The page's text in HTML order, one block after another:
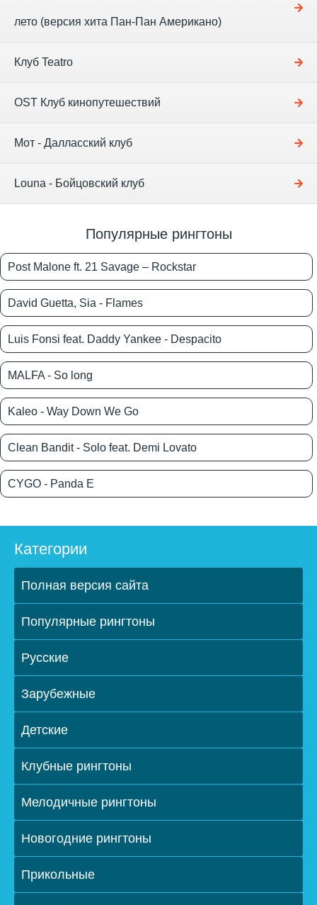
лето (версия хита Пан-Пан Американо)
Клуб Teatro
OST Клуб кинопутешествий
Мот - Далласский клуб
Louna - Бойцовский клуб
Популярные рингтоны
Post Malone ft. 21 Savage – Rockstar
David Guetta, Sia - Flames
Luis Fonsi feat. Daddy Yankee - Despacito
MALFA - So long
Kaleo - Way Down We Go
Clean Bandit - Solo feat. Demi Lovato
CYGO - Panda E
Категории
Полная версия сайта
Популярные рингтоны
Русские
Зарубежные
Детские
Клубные рингтоны
Мелодичные рингтоны
Новогодние рингтоны
Прикольные